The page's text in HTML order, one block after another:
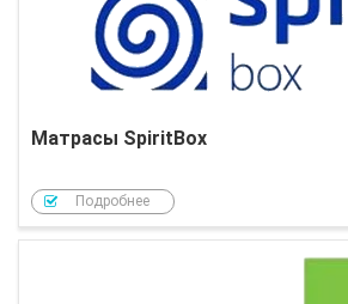
Матрасы SpiritBox
Подробнее